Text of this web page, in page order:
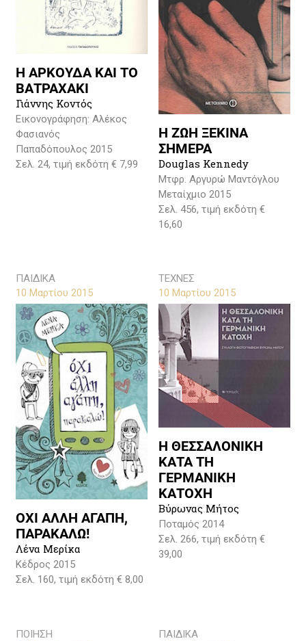
Η ΑΡΚΟΥΔΑ ΚΑΙ ΤΟ
ΒΑΤΡΑΧΑΚΙ
Γιάννης Κοντός
Εικονογράφηση: Αλέκος
Φασιανός
Παπαδόπουλος 2015
Σελ. 24, τιμή εκδότη € 7,99
Η ΖΩΗ ΞΕΚΙΝΑ
ΣΗΜΕΡΑ
Douglas Kennedy
Μτφρ. Αργυρώ Μαντόγλου
Μεταίχμιο 2015
Σελ. 456, τιμή εκδότη €
16,60
ΠΑΙΔΙΚΑ
10 Μαρτίου 2015
ΟΧΙ ΑΛΛΗ ΑΓΑΠΗ,
ΠΑΡΑΚΑΛΩ!
Λένα Μερίκα
Κέδρος 2015
Σελ. 160, τιμή εκδότη € 8,00
ΤΕΧΝΕΣ
10 Μαρτίου 2015
Η ΘΕΣΣΑΛΟΝΙΚΗ
ΚΑΤΑ ΤΗ
ΓΕΡΜΑΝΙΚΗ
ΚΑΤΟΧΗ
Βύρωνας Μήτος
Ποταμός 2014
Σελ. 266, τιμή εκδότη €
39,00
ΠΟΙΗΣΗ
ΠΑΙΔΙΚΑ